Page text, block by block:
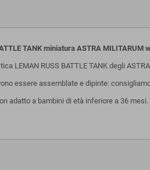
TANK miniatura ASTRA MILITARUM
LEMAN RUSS BATTLE TANK degli
essere assemblate e dipinte:
adatto a bambini di età inferiore a 36